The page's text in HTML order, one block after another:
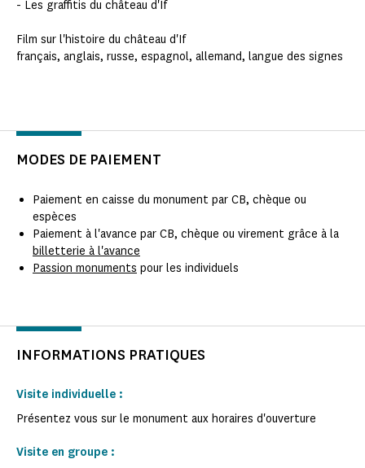
- Les graffitis du château d'If
Film sur l'histoire du château d'If
français, anglais, russe, espagnol, allemand, langue des signes
MODES DE PAIEMENT
Paiement en caisse du monument par CB, chèque ou
espèces
Paiement à l'avance par CB, chèque ou virement grâce à la
billetterie à l'avance
Passion monuments pour les individuels
INFORMATIONS PRATIQUES
Visite individuelle :
Présentez vous sur le monument aux horaires d'ouverture
Visite en groupe :